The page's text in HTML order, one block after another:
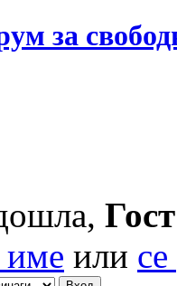
за
Гост
име или